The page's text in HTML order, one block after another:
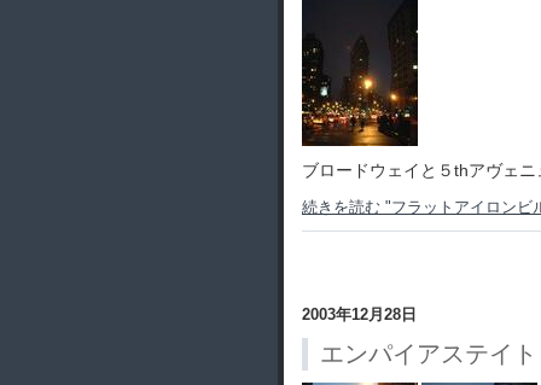
ブロードウェイと５thアヴェ
続きを読む "フラットアイロンビ
2003年12月28日
エンパイアステイ